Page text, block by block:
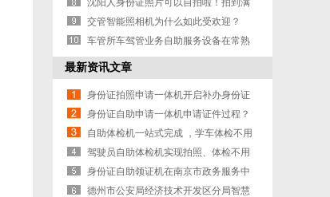
心大厅
沈阳人身份证照片可以自拍啦！拍到满
意为止
交管智能照相机为什么如此受欢迎？
车管所车驾管业务自助服务设备在常熟
开始启用
最新资讯文章
身份证拍照申请一体机开启补办身份证
的科学方式
身份证自助申请一体机申请证件过程？
自助体检机一站式完成 ，学车体检不用
跑冤枉路
驾驶员自助体检机实现拍照、体检不用
再跑到照相馆
身份证自助领证机在南京市政务服务中
心运行
德州市公安局经济技术开发区分局智慧